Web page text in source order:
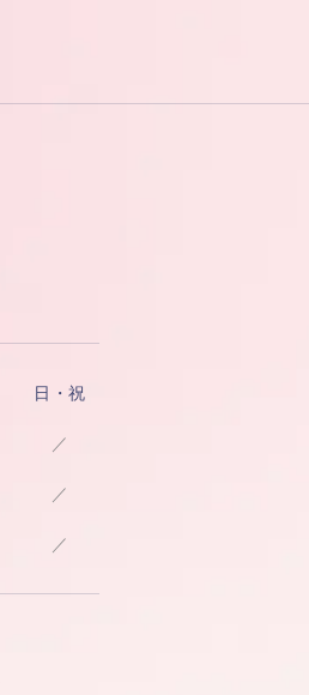
日・祝
／
／
／